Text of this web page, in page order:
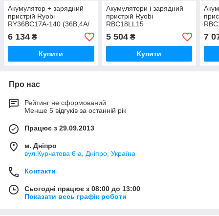
Акумулятор + зарядний
пристрій Ryobi
RY36BC17A-140 (36В,4А/
год)
6 134 ₴
Купити
Акумулятори і зарядний
пристрій Ryobi
RBC18LL15
5 504₴
Купити
7
Про нас
Рейтинг не сформований
Менше 5 відгуків за останній рік
Працює з 29.09.2013
м. Дніпро
вул.Курчатова 6 а, Дніпро, Україна
Контакти
Сьогодні працює з 08:00 до 13:00
Показати весь графік роботи